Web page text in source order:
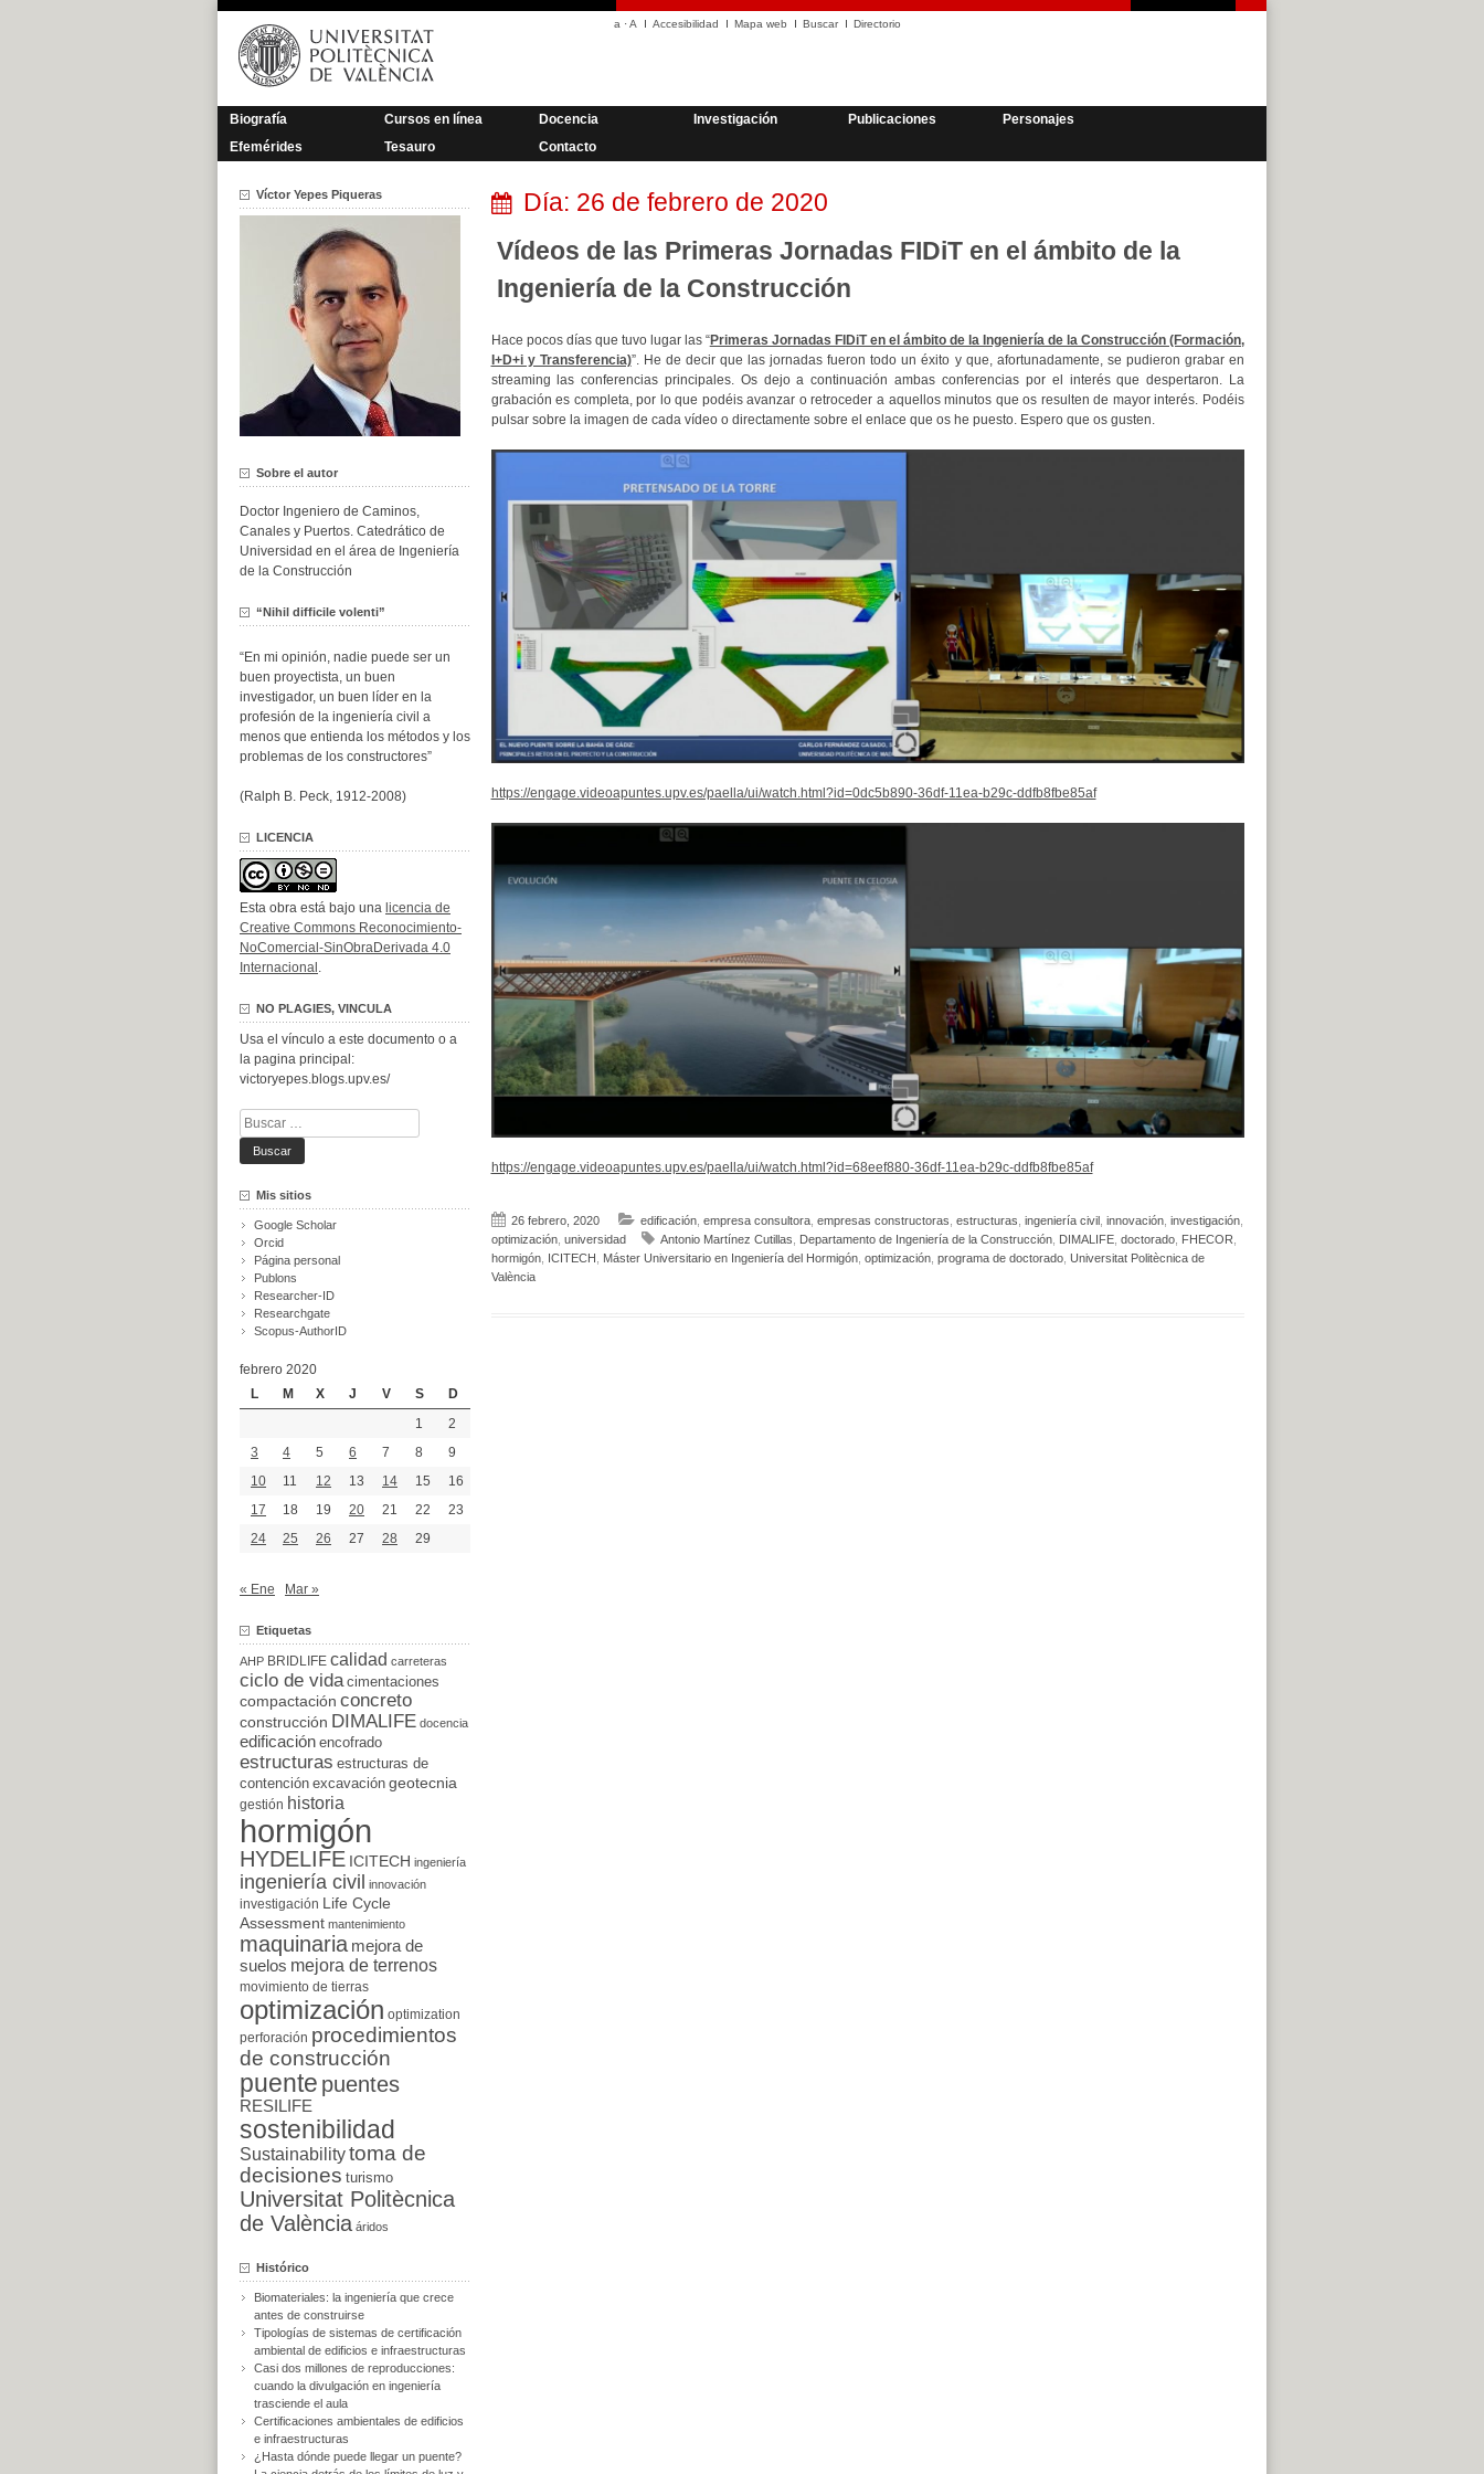
Saltar
contenido
a ·A Accesibilidad Mapa web Buscar Directorio
Biografía Cursos en línea Docencia Investigación Publicaciones
Personajes
Efemérides
Tesauro Contacto
Día: 26 de febrero de 2020
Vídeos de las Primeras Jornadas FIDiT en el ámbito de la
Ingeniería de la Construcción
Hace pocos días que tuvo lugar las “Primeras Jornadas FIDiT en el ámbito de la Ingeniería de la Construcción (Formación,
I+D+i y Transferencia)”. He de decir que las jornadas fueron todo un éxito y que, afortunadamente, se pudieron grabar en
streaming las conferencias principales. Os dejo a continuación ambas conferencias por el interés que despertaron. La
grabación es completa, por lo que podéis avanzar o retroceder a aquellos minutos que os resulten de mayor interés. Podéis
pulsar sobre la imagen de cada vídeo o directamente sobre el enlace que os he puesto. Espero que os gusten.
https://engage.videoapuntes.upv.es/paella/ui/watch.html?id=0dc5b890-36df-11ea-b29c-ddfb8fbe85af
https://engage.videoapuntes.upv.es/paella/ui/watch.html?id=68eef880-36df-11ea-b29c-ddfb8fbe85af
26 febrero, 2020 edificación, empresa consultora, empresas constructoras estructuras ingeniería civil, innovación, investigación,
optimización, universidad Antonio Martínez Cutillas Departamento de Ingeniería de la Construcción, DIMALIFE, doctorado, FHECOR
hormigón, ICITECH Máster Universitario en Ingeniería del Hormigón, optimización, programa de doctorado, Universitat Politècnica de
València
Víctor Yepes Piqueras
Sobre el autor
Doctor Ingeniero de Caminos,
Canales y Puertos. Catedrático de
Universidad en el área de Ingeniería
de la Construcción
“Nihil difficile volenti”
“En mi opinión, nadie puede ser un
buen proyectista, un buen
investigador, un buen líder en la
profesión de la ingeniería civil a
menos que entienda los métodos y los
problemas de los constructores”
(Ralph B. Peck, 1912-2008)
LICENCIA
Esta obra está bajo una licencia de
Creative Commons Reconocimiento-
NoComercial-SinObraDerivada 4.0
Internacional .
NO PLAGIES, VINCULA
Usa el vínculo a este documento o a
la pagina principal:
victoryepes.blogs.upv.es/
Buscar:
Mis sitios
Google Scholar
Orcid
Página personal
Publons
Researcher-ID
Researchgate
Scopus-AuthorID
febrero 2020
L
M X J V S
D
1
2
3
4 5 6 7 8
9
10
11 12 13 14 15
16
17
18 19 20 21 22
23
24
25 26 27 28 29
« Ene Mar »
Etiquetas
AHP BRIDLIFE calidad carreteras
ciclo de vida cimentaciones
compactación concreto
construcción DIMALIFE docencia
edificación encofrado
estructuras estructuras de
contención excavación geotecnia
gestión historia
hormigón
HYDELIFE ICITECH ingeniería
ingeniería civil innovación
investigación
Life Cycle
Assessment mantenimiento
maquinaria mejora de
suelos mejora de terrenos
movimiento de tierras
optimización optimization
perforación procedimientos
de construcción
puente puentes
RESILIFE
sostenibilidad
Sustainabilitytoma de
decisiones turismo
Universitat Politècnica
de València áridos
Histórico
Biomateriales: la ingeniería que crece
antes de construirse
Tipologías de sistemas de certificación
ambiental de edificios e infraestructuras
Casi dos millones de reproducciones:
cuando la divulgación en ingeniería
trasciende el aula
Certificaciones ambientales de edificios
e infraestructuras
¿Hasta dónde puede llegar un puente?